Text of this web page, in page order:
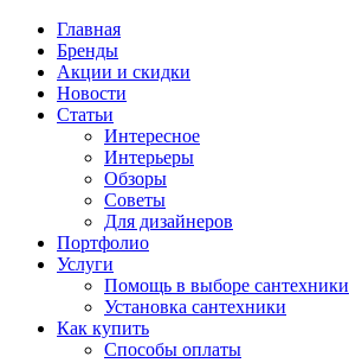
Главная
Бренды
Акции и скидки
Новости
Статьи
Интересное
Интерьеры
Обзоры
Советы
Для дизайнеров
Портфолио
Услуги
Помощь в выборе сантехники
Установка сантехники
Как купить
Способы оплаты